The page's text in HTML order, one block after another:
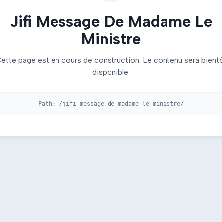
Jifi Message De Madame Le
Ministre
page est en cours de construction. Le contenu sera
disponible.
Path: /jifi-message-de-madame-le-ministre/